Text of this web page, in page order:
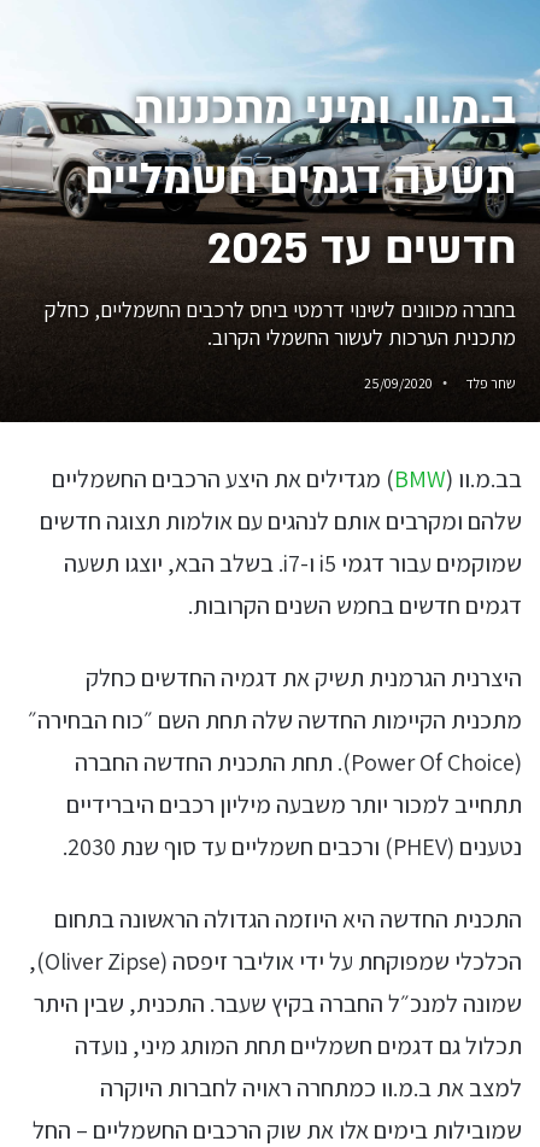
ב.מ.וו. ומיני מתכננות
תשעה דגמים חשמליים
חדשים עד 2025
בחברה מכוונים לשינוי דרמטי ביחס לרכבים החשמליים, כחלק
מתכנית הערכות לעשור החשמלי הקרוב.
שחר פלד 25/09/2020
בב.מ.וו (BMW) מגדילים את היצע הרכבים החשמליים
שלהם ומקרבים אותם לנהגים עם אולמות תצוגה חדשים
שמוקמים עבור דגמי i5 ו-i7. בשלב הבא, יוצגו תשעה
דגמים חדשים בחמש השנים הקרובות.
היצרנית הגרמנית תשיק את דגמיה החדשים כחלק
מתכנית הקיימות החדשה שלה תחת השם ״כוח הבחירה״
(Power Of Choice). תחת התכנית החדשה החברה
תתחייב למכור יותר משבעה מיליון רכבים היברידיים
נטענים (PHEV) ורכבים חשמליים עד סוף שנת 2030.
התכנית החדשה היא היוזמה הגדולה הראשונה בתחום
הכלכלי שמפוקחת על ידי אוליבר זיפסה (Oliver Zipse),
שמונה למנכ״ל החברה בקיץ שעבר. התכנית, שבין היתר
תכלול גם דגמים חשמליים תחת המותג מיני, נועדה
למצב את ב.מ.וו כמתחרה ראויה לחברות היוקרה
שמובילות בימים אלו את שוק הרכבים החשמליים – החל